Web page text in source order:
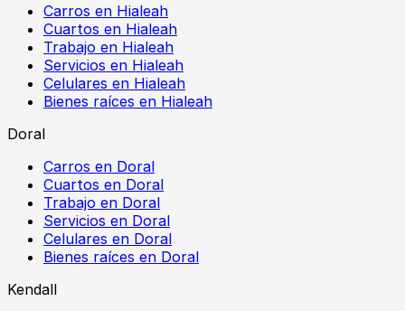
Carros en Hialeah
Cuartos en Hialeah
Trabajo en Hialeah
Servicios en Hialeah
Celulares en Hialeah
Bienes raíces en Hialeah
Doral
Carros en Doral
Cuartos en Doral
Trabajo en Doral
Servicios en Doral
Celulares en Doral
Bienes raíces en Doral
Kendall